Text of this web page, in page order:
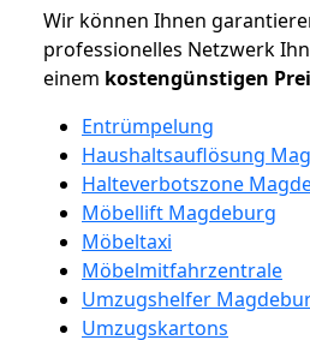
Wir können Ihnen
professionelles Netzwerk
einem kostengünstigen
Entrümpelung
Haushaltsauflösung
Halteverbotszone
Möbellift Magdeburg
Möbeltaxi
Möbelmitfahrzentrale
Umzugshelfer
Umzugskartons